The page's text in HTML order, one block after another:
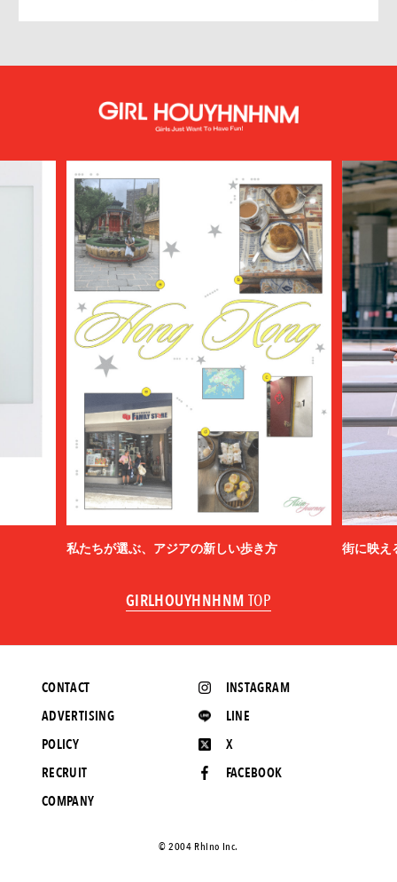
私たちが選ぶ、アジアの新しい歩き方 街に映え
GIRLHOUYHNHNM TOP
INSTAGRAM
LINE
X
FACEBOOK
CONTACT
ADVERTISING
POLICY
RECRUIT
COMPANY
©️ 2004 Rhino Inc.